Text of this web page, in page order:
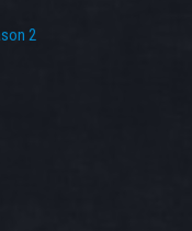
2